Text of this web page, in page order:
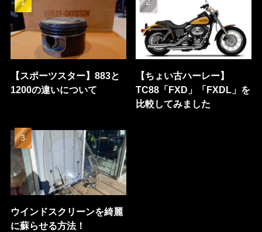
【スポーツスター】883と
1200の違いについて
【ちょい古ハーレー】
TC88「FXD」「FXDL」を
比較してみました
ウインドスクリーンを綺麗
に蘇らせる方法！